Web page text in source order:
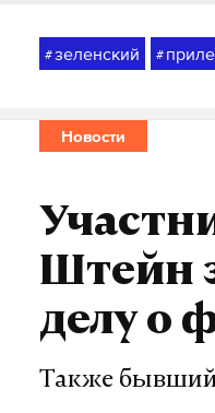
#зеленский #
Новости
Штейн
делу о
Также бывший